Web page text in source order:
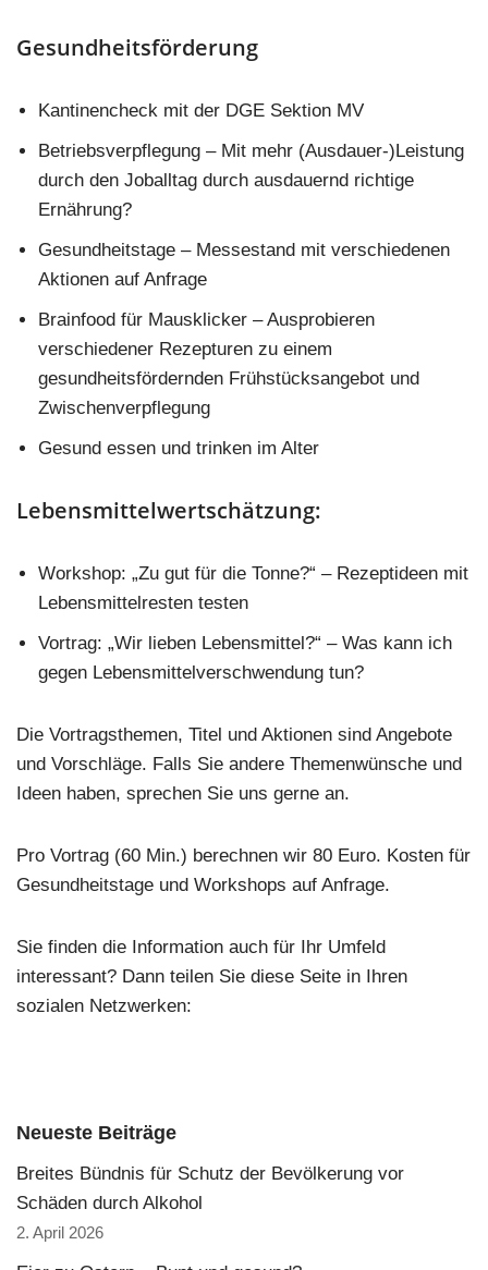
Gesundheitsförderung
Kantinencheck mit der DGE Sektion MV
Betriebsverpflegung – Mit mehr (Ausdauer-)Leistung
durch den Joballtag durch ausdauernd richtige
Ernährung?
Gesundheitstage – Messestand mit verschiedenen
Aktionen auf Anfrage
Brainfood für Mausklicker – Ausprobieren
verschiedener Rezepturen zu einem
gesundheitsfördernden Frühstücksangebot und
Zwischenverpflegung
Gesund essen und trinken im Alter
Lebensmittelwertschätzung:
Workshop: „Zu gut für die Tonne?“ – Rezeptideen mit
Lebensmittelresten testen
Vortrag: „Wir lieben Lebensmittel?“ – Was kann ich
gegen Lebensmittelverschwendung tun?
Die Vortragsthemen, Titel und Aktionen sind Angebote
und Vorschläge. Falls Sie andere Themenwünsche und
Ideen haben, sprechen Sie uns gerne an.
Pro Vortrag (60 Min.) berechnen wir 80 Euro. Kosten für
Gesundheitstage und Workshops auf Anfrage.
Sie finden die Information auch für Ihr Umfeld
interessant? Dann teilen Sie diese Seite in Ihren
sozialen Netzwerken:
Neueste Beiträge
Breites Bündnis für Schutz der Bevölkerung vor
Schäden durch Alkohol
2. April 2026